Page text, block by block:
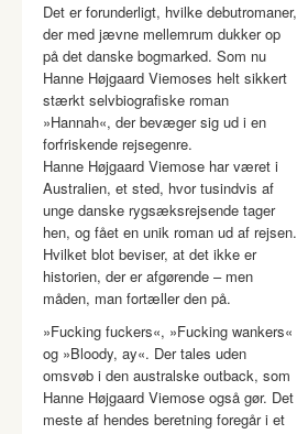
Det er forunderligt, hvilke debutromaner,
der med jævne mellemrum dukker op
på det danske bogmarked. Som nu
Hanne Højgaard Viemoses helt sikkert
stærkt selvbiografiske roman
»Hannah«, der bevæger sig ud i en
forfriskende rejsegenre.
Hanne Højgaard Viemose har været i
Australien, et sted, hvor tusindvis af
unge danske rygsæksrejsende tager
hen, og fået en unik roman ud af rejsen.
Hvilket blot beviser, at det ikke er
historien, der er afgørende – men
måden, man fortæller den på.
»Fucking fuckers«, »Fucking wankers«
og »Bloody, ay«. Der tales uden
omsvøb i den australske outback, som
Hanne Højgaard Viemose også gør. Det
meste af hendes beretning foregår i et